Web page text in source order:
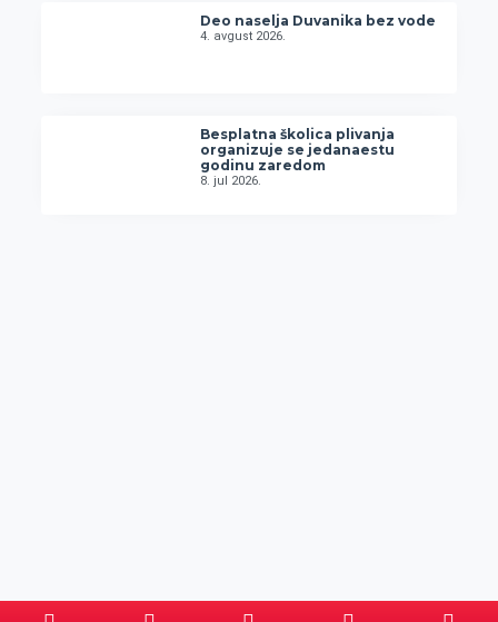
Deo naselja Duvanika bez vode
4. avgust 2026.
Besplatna školica plivanja
organizuje se jedanaestu
godinu zaredom
8. jul 2026.